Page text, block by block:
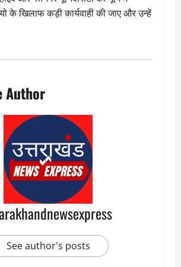
के खिलाफ कड़ी कार्यवाही की जाए और उन्हें
Author
See author's posts